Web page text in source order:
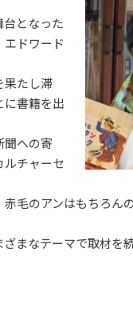
台となった
エドワード
果たし滞
に書籍を出
聞への寄
ルチャーセ
毛のアンはもちろん
まなテーマで取材を続